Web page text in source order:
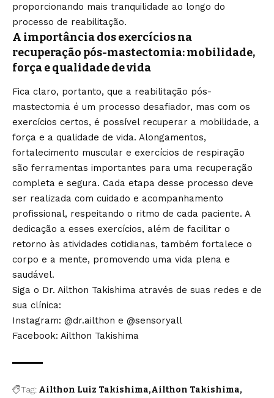
proporcionando mais tranquilidade ao longo do
processo de reabilitação.
A importância dos exercícios na
recuperação pós-mastectomia: mobilidade,
força e qualidade de vida
Fica claro, portanto, que a reabilitação pós-
mastectomia é um processo desafiador, mas com os
exercícios certos, é possível recuperar a mobilidade, a
força e a qualidade de vida. Alongamentos,
fortalecimento muscular e exercícios de respiração
são ferramentas importantes para uma recuperação
completa e segura. Cada etapa desse processo deve
ser realizada com cuidado e acompanhamento
profissional, respeitando o ritmo de cada paciente. A
dedicação a esses exercícios, além de facilitar o
retorno às atividades cotidianas, também fortalece o
corpo e a mente, promovendo uma vida plena e
saudável.
Siga o Dr. Ailthon Takishima através de suas redes e de
sua clínica:
Instagram: @dr.ailthon e @sensoryall
Facebook: Ailthon Takishima
Tag: Ailthon Luiz Takishima Ailthon Takishima